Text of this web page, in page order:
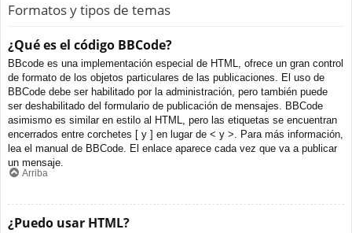
Formatos y tipos de temas
¿Qué es el código BBCode?
BBcode es una implementación especial de HTML, ofrece un gran control
de formato de los objetos particulares de las publicaciones. El uso de
BBCode debe ser habilitado por la administración, pero también puede
ser deshabilitado del formulario de publicación de mensajes. BBCode
asimismo es similar en estilo al HTML, pero las etiquetas se encuentran
encerrados entre corchetes [ y ] en lugar de < y >. Para más información,
lea el manual de BBCode. El enlace aparece cada vez que va a publicar
un mensaje.
Arriba
¿Puedo usar HTML?